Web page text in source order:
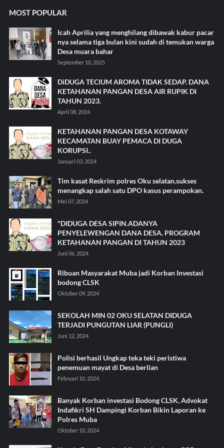
MOST POPULAR
Icah Aprilia yang menghilang dibawak kabur pacar
nya selama tiga bulan kini sudah di temukan warga
Desa muara bahar
September 10, 2025
DiDUGA TECIUM AROMA TIDAK SEDAP. DANA
KETAHANAN PANGAN DESA AIR RUPIK DI
TAHUN 2023.
April 08, 2024
KETAHANAN PANGAN DESA KOTAWAY
KECAMATAN BUAY PEMACA DI DUGA
KORUPSI..
Januari 03, 2024
Tim kasat Reskrim polres Oku selatan.sukses
menangkap salah satu DPO kasus perampokan.
Mei 07, 2024
"DIDUGA DESA SIPIN.ADANYA
PENYELEWENGAN DANA DESA. PROGRAM
KETAHANAN PANGAN DI TAHUN 2023
Juni 06, 2024
Ribuan Masyarakat Muba jadi Korban Investasi
bodong CLSK
Oktober 09, 2024
SEKOLAH MIN 02 OKU SELATAN DIDUGA
TERJADI PUNGUTAN LIAR (PUNGLI)
Juni 12, 2024
Polisi berhasil Ungkap teka teki peristiwa
penemuan mayat di Desa berlian
Februari 10, 2024
Banyak Korban investasi Bodong CLSK, Advokat
Indafikri SH Dampingi Korban Bikin Laporan ke
Polres Muba
Oktober 10, 2024